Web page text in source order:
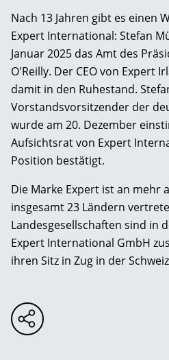
Nach 13 Jahren gibt es einen
Expert International: Stefan
Januar 2025 das Amt des
O'Reilly. Der CEO von Expert
damit in den Ruhestand.
Vorstandsvorsitzender der
wurde am 20. Dezember
Aufsichtsrat von Expert
Position bestätigt.
Die Marke Expert ist an mehr
insgesamt 23 Ländern
Landesgesellschaften sind in
Expert International GmbH
ihren Sitz in Zug in der